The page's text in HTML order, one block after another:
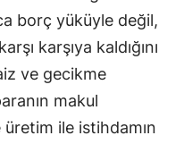
borç yüküyle değil,
karşıya kaldığını
ve gecikme
makul
üretim ile istihdamın